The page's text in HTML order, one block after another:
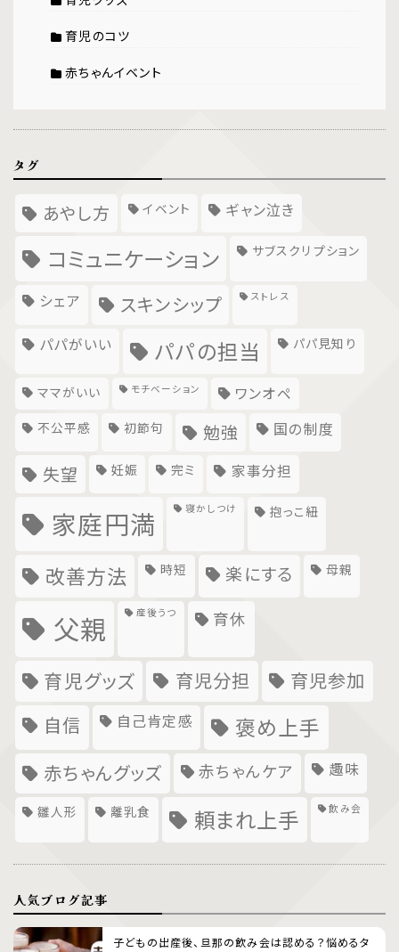
育児のコツ
赤ちゃんイベント
タグ
あやし方 イベント ギャン泣き
コミュニケーション サブスクリプション
シェア スキンシップ ストレス
パパがいい パパの担当 パパ見知り
ママがいい モチベーション ワンオペ
不公平感 初節句 勉強 国の制度
失望 妊娠 完ミ 家事分担
家庭円満 寝かしつけ 抱っこ紐
改善方法 時短 楽にする 母親
父親 産後うつ 育休
育児グッズ 育児分担
育児参加
自信
自己肯定感 褒め上手
赤ちゃんグッズ 赤ちゃんケア 趣味
雛人形 離乳食 頼まれ上手 飲み会
人気ブログ記事
子どもの出産後、旦那の飲み会は認める？悩めるタ